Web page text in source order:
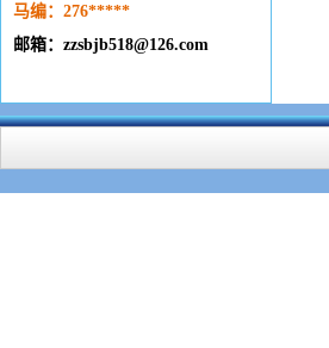
马编：276*****
邮箱：zzsbjb518@126.com